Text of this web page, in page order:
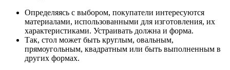
Определяясь с выбором, покупатели интересуются
материалами, использованными для изготовления, их
характеристиками. Устраивать должна и форма.
Так, стол может быть круглым, овальным,
прямоугольным, квадратным или быть выполненным в
других формах.